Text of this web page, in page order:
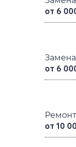
от 6
от 6
от 10